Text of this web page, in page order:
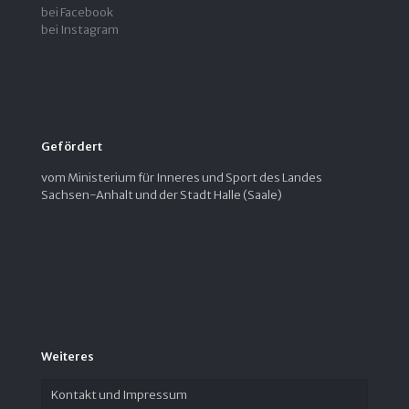
bei Facebook
bei Instagram
Gefördert
vom Ministerium für Inneres und Sport des Landes
Sachsen-Anhalt und der Stadt Halle (Saale)
Weiteres
Kontakt und Impressum